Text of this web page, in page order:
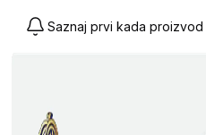
Saznaj prvi kada